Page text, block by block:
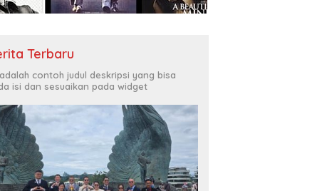
Terbaru
contoh judul deskripsi yang bisa
isi dan sesuaikan pada widget